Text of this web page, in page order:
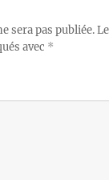
sera pas publiée.
avec *